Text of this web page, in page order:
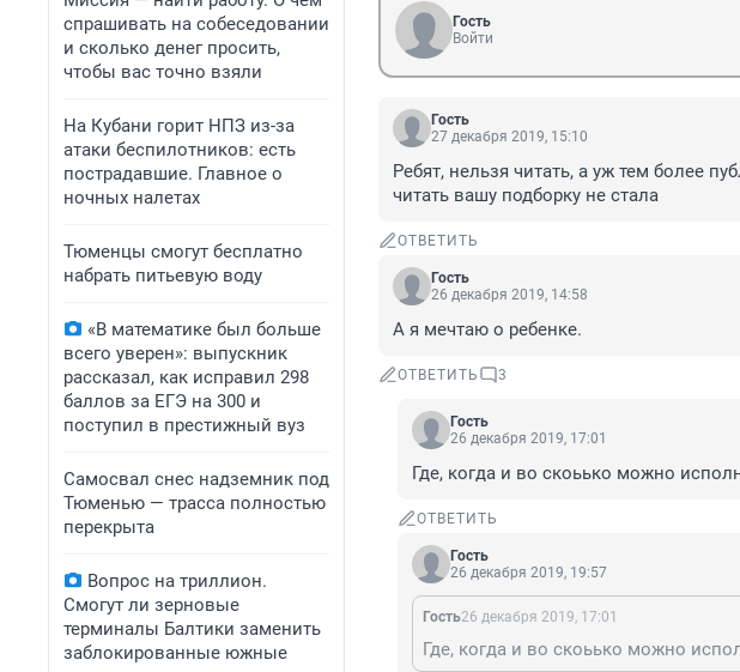
спрашивать на собеседовании
и сколько денег просить,
чтобы вас точно взяли
На Кубани горит НПЗ из-за
атаки беспилотников: есть
пострадавшие. Главное о
ночных налетах
Тюменцы смогут бесплатно
набрать питьевую воду
«В математике был больше
всего уверен»: выпускник
рассказал, как исправил 298
баллов за ЕГЭ на 300 и
поступил в престижный вуз
Самосвал снес надземник под
Тюменью — трасса полностью
перекрыта
Вопрос на триллион.
Смогут ли зерновые
терминалы Балтики заменить
заблокированные южные
Гость
Войти
Гость
27 декабря 2019, 15:10
Ребят, нельзя читать, а уж тем более
читать вашу подборку не стала
ОТВЕТИТЬ
Гость
26 декабря 2019, 14:58
А я мечтаю о ребенке.
ОТВЕТИТЬ 3
Гость
26 декабря 2019, 17:01
Где, когда и во скоьько можно
ОТВЕТИТЬ
Гость
26 декабря 2019, 19:57
Гость26 декабря 2019, 17:01
Где, когда и во скоьько можно